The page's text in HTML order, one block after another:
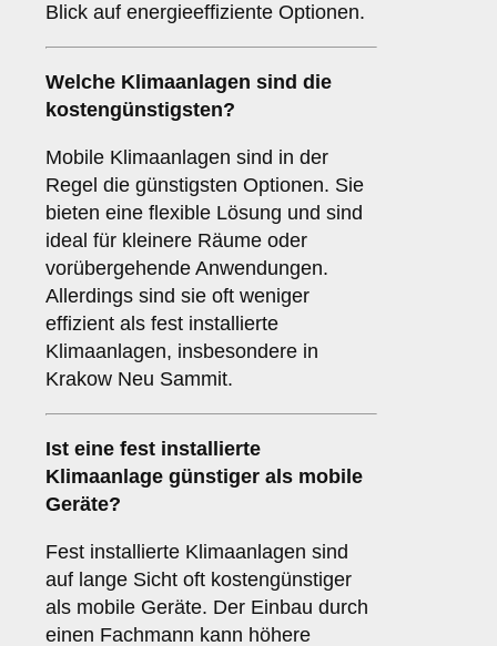
Blick auf energieeffiziente Optionen.
Welche Klimaanlagen sind die
kostengünstigsten?
Mobile Klimaanlagen sind in der
Regel die günstigsten Optionen. Sie
bieten eine flexible Lösung und sind
ideal für kleinere Räume oder
vorübergehende Anwendungen.
Allerdings sind sie oft weniger
effizient als fest installierte
Klimaanlagen, insbesondere in
Krakow Neu Sammit.
Ist eine fest installierte
Klimaanlage günstiger als mobile
Geräte?
Fest installierte Klimaanlagen sind
auf lange Sicht oft kostengünstiger
als mobile Geräte. Der Einbau durch
einen Fachmann kann höhere